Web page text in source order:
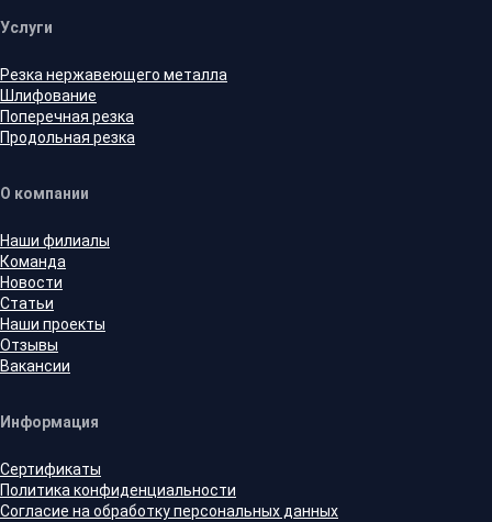
Услуги
Резка нержавеющего металла
Шлифование
Поперечная резка
Продольная резка
О компании
Наши филиалы
Команда
Новости
Статьи
Наши проекты
Отзывы
Вакансии
Информация
Сертификаты
Политика конфиденциальности
Согласие на обработку персональных данных